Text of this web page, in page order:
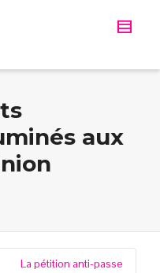
aux
La pétition anti-passe